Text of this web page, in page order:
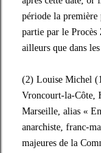
période la première
partie par le Procès
ailleurs que dans les
(2) Louise Michel
Vroncourt-la-Côte,
Marseille, alias «
anarchiste, franc-
majeures de la